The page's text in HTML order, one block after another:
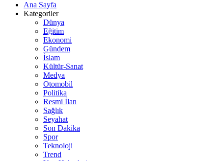
Ana Sayfa
Kategoriler
Dünya
Eğitim
Ekonomi
Gündem
İslam
Kültür-Sanat
Medya
Otomobil
Politika
Resmi İlan
Sağlık
Seyahat
Son Dakika
Spor
Teknoloji
Trend